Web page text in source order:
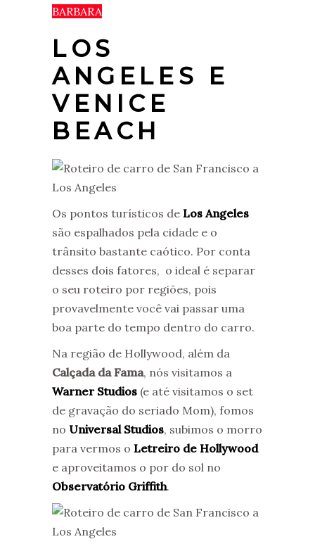
BARBARA
LOS
ANGELES E
VENICE
BEACH
Os pontos turísticos de Los Angeles
são espalhados pela cidade e o
trânsito bastante caótico. Por conta
desses dois fatores, o ideal é separar
o seu roteiro por regiões, pois
provavelmente você vai passar uma
boa parte do tempo dentro do carro.
Na região de Hollywood, além da
Calçada da Fama, nós visitamos a
Warner Studios (e até visitamos o set
de gravação do seriado Mom), fomos
no Universal Studios, subimos o morro
para vermos o Letreiro de Hollywood
e aproveitamos o por do sol no
Observatório Griffith.